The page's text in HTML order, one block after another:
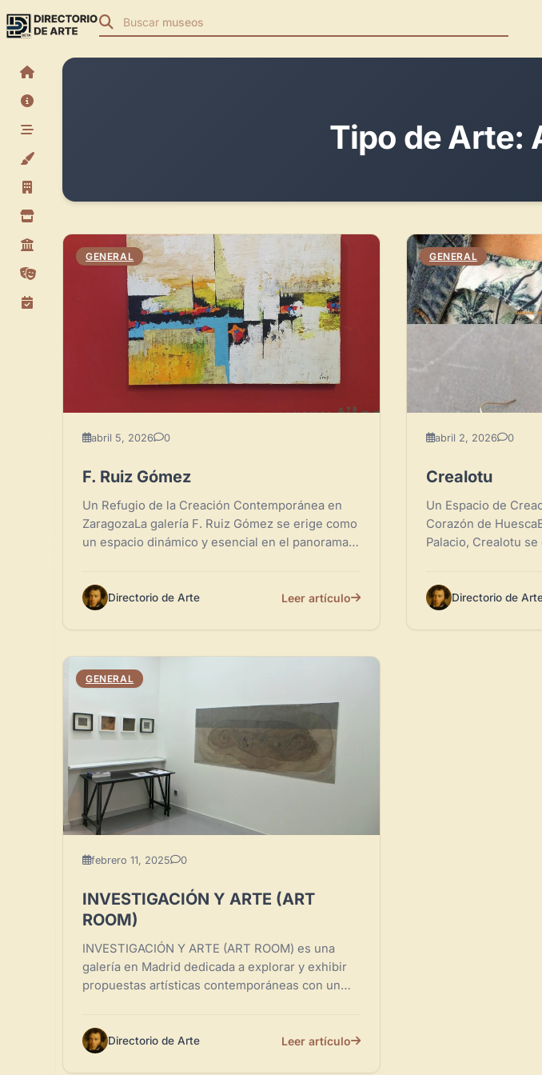
Buscar museos
Tipo de Arte:
GENERAL
abril 5, 2026 0
F. Ruiz Gómez
Un Refugio de la Creación Contemporánea en
ZaragozaLa galería F. Ruiz Gómez se erige como
un espacio dinámico y esencial en el panorama
Directorio de Arte Leer artículo
GENERAL
abril 2, 2026 0
Crealotu
Un Espacio de
Corazón de
Palacio, Crealotu
Directorio de
GENERAL
febrero 11, 2025 0
INVESTIGACIÓN Y ARTE (ART
ROOM)
INVESTIGACIÓN Y ARTE (ART ROOM) es una
galería en Madrid dedicada a explorar y exhibir
propuestas artísticas contemporáneas con un
Directorio de Arte Leer artículo